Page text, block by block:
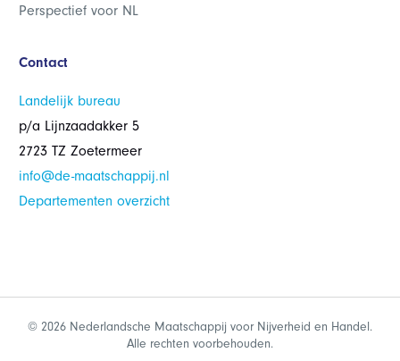
Perspectief voor NL
Contact
Landelijk bureau
p/a Lijnzaadakker 5
2723 TZ Zoetermeer
info@de-maatschappij.nl
Departementen overzicht
© 2026 Nederlandsche Maatschappij voor Nijverheid en Handel.
Alle rechten voorbehouden.